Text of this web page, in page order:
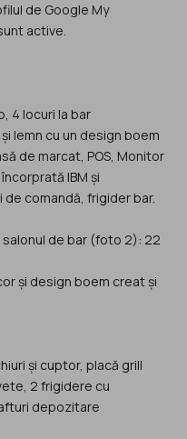
de Google My
active.
4 locuri la bar
lemn cu un design boem
de marcat, POS, Monitor
IBM și
comandă, frigider bar.
de bar (foto 2): 22
și design boem creat și
și cuptor, placă grill
2 frigidere cu
depozitare